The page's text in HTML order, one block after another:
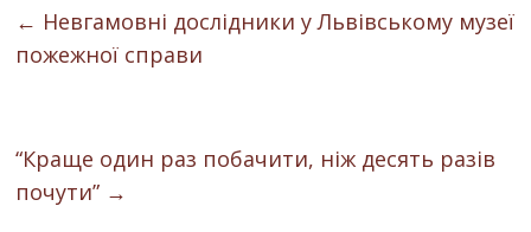
← Невгамовні дослідники у Львівському музеї
пожежної справи
“Краще один раз побачити, ніж десять разів
почути” →